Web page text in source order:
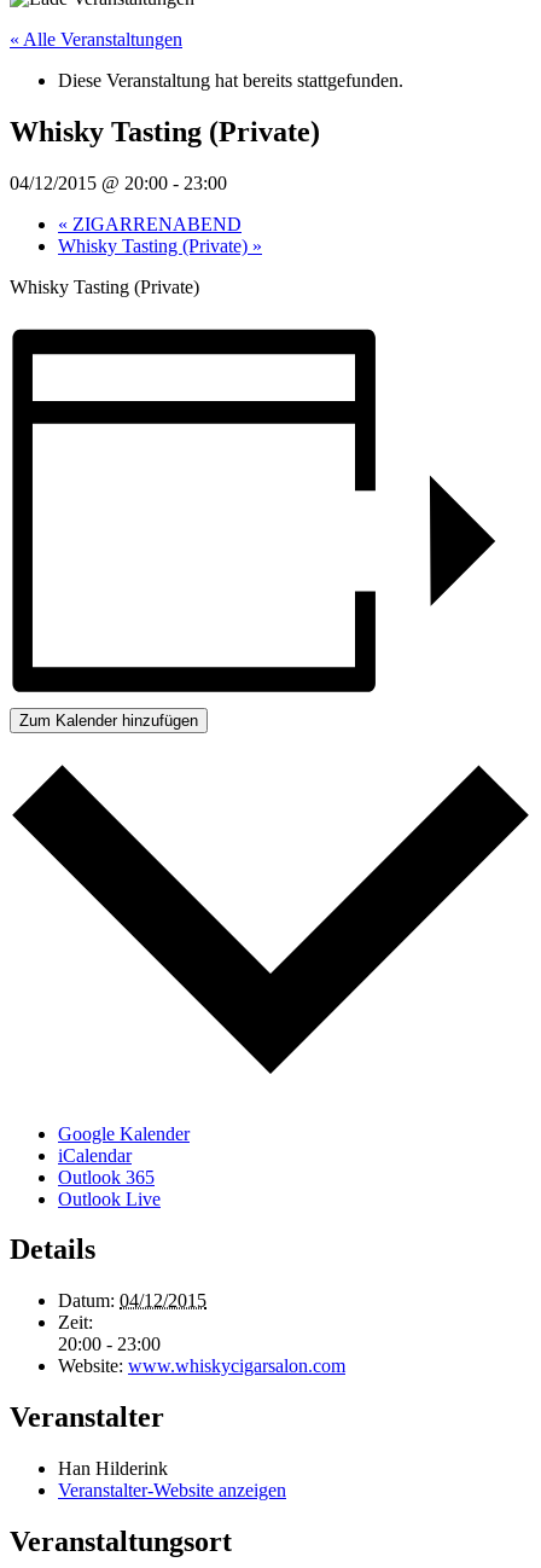
« Alle Veranstaltungen
Diese Veranstaltung hat bereits stattgefunden.
Whisky Tasting (Private)
04/12/2015 @ 20:00 - 23:00
« ZIGARRENABEND
Whisky Tasting (Private) »
Whisky Tasting (Private)
Zum Kalender hinzufügen
Google Kalender
iCalendar
Outlook 365
Outlook Live
Details
Datum: 04/12/2015
Zeit:
20:00 - 23:00
Website: www.whiskycigarsalon.com
Veranstalter
Han Hilderink
Veranstalter-Website anzeigen
Veranstaltungsort